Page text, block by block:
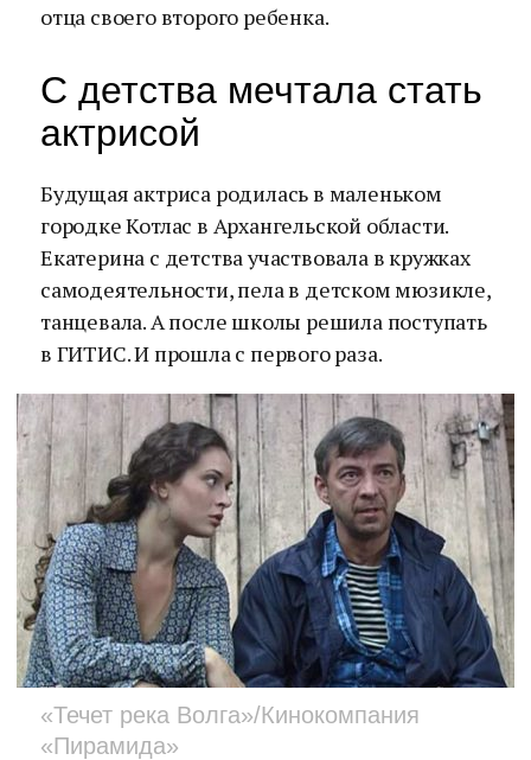
отца своего второго ребенка.
С детства мечтала стать
актрисой
Будущая актриса родилась в маленьком
городке Котлас в Архангельской области.
Екатерина с детства участвовала в кружках
самодеятельности, пела в детском мюзикле,
танцевала. А после школы решила поступать
в ГИТИС. И прошла с первого раза.
«Течет река Волга»/Кинокомпания
«Пирамида»